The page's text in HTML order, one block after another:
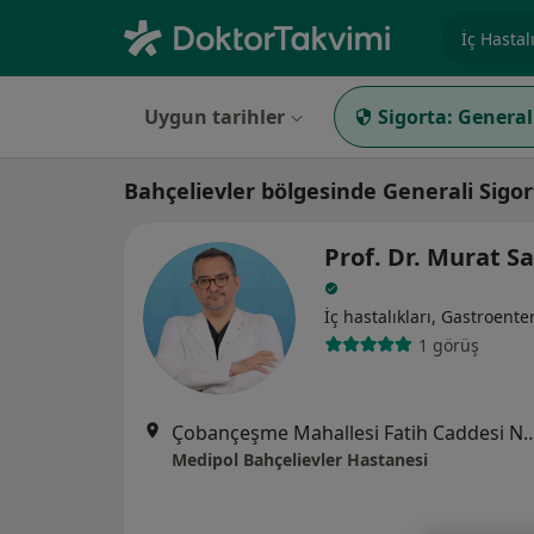
Uygun tarihler Sigorta:
Bahçelievler bölgesinde Generali
Prof. Dr. Murat
İç hastalıkları,
1 görüş
Çobançeşme Mahallesi
Medipol Bahçelievler Hastanesi